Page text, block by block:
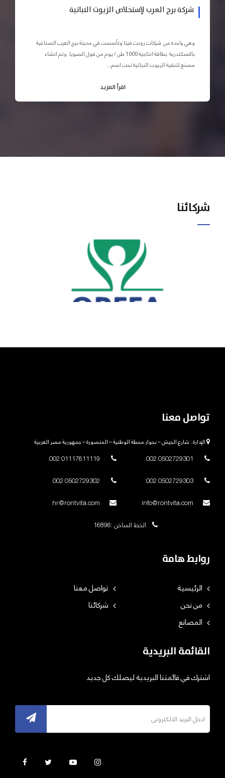
شركة برج العرب لإستخلاص الزيوت النباتية
وهي واحده من شركات رونت فيتا وتأسست في مدينة برج العرب الصناعية
بالاسكندرية بطاقة انتاجية 1000 طن / يوم من فول الصويا. وتم انشاء
مصنع لتنقية الزيوت النباتية تحت اسم...
اقرأ المزيد
شركائنا
تواصل معنا
الإدارة : شارع الجيش – بجوار محطة الوطنية – المنصورة – جمهورية مصر العربية
الخط الساخن :16896
روابط هامة
الرئيسية
تواصل معنا
من نحن
شركائنا
المصانع
القائمة البريدية
اشترك في قائمتنا البريدية ليصلك كل جديد